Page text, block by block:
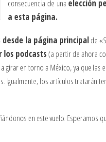
consecuencia de una elección
a esta página.
la página principalde
los podcasts(a partir de ahora
a girar en torno a México, ya que
Igualmente, los artículos tratarán
en este vuelo. Esperamos